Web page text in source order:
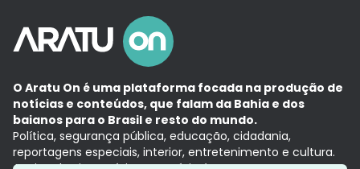
O Aratu On é uma plataforma focada na produção de
notícias e conteúdos, que falam da Bahia e dos
baianos para o Brasil e resto do mundo.
Política, segurança pública, educação, cidadania,
reportagens especiais, interior, entretenimento e cultura.